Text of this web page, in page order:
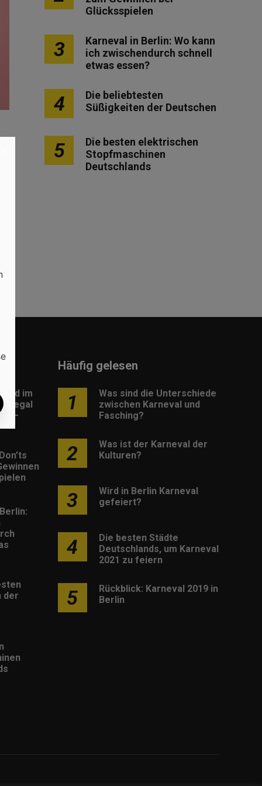
Glücksspielen
3
Karneval in Berlin: Wo kann
ich zwischendurch schnell
etwas essen?
4
Die beliebtesten
Süßigkeiten der Deutschen
5
Die besten elektrischen
Stopfmaschinen
Deutschlands
im
Legal
–
der
Häufig gelesen
1
Was sind die Unterschiede
zwischen Karneval und
Fasching?
2
Was ist der Karneval der
Kulturen?
3
Wird in Berlin Karneval
gefeiert?
4
Die besten Städte
Deutschlands, um Karneval
2021 zu feiern
5
Rückblick: Karneval 2019 in
Berlin